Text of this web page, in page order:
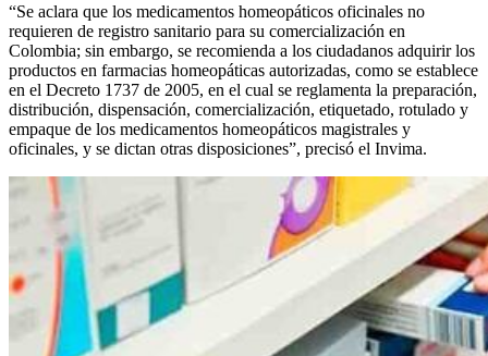
“Se aclara que los medicamentos homeopáticos oficinales no
requieren de registro sanitario para su comercialización en
Colombia; sin embargo, se recomienda a los ciudadanos adquirir los
productos en farmacias homeopáticas autorizadas, como se establece
en el Decreto 1737 de 2005, en el cual se reglamenta la preparación,
distribución, dispensación, comercialización, etiquetado, rotulado y
empaque de los medicamentos homeopáticos magistrales y
oficinales, y se dictan otras disposiciones”, precisó el Invima.